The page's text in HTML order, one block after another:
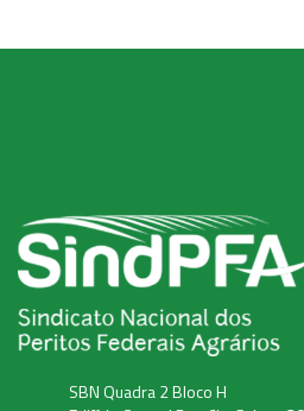
SBN Quadra 2 Bloco H